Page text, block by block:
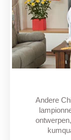
Andere